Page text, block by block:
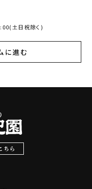
土日祝除く)
に進む
ちら